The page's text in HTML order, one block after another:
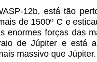
12b, está tão
de 1500º C e
enormes forças das
de Júpiter e está
massivo que Júpiter.